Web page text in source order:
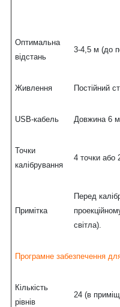
Оптимальна
відстань
3-4,5 м (до
Живлення Постійний
USB-кабель Довжина 6
Точки
калібрування
4 точки або
Примітка
Перед
світла).
Програмне забезпечення
Кількість
рівнів
24 (в